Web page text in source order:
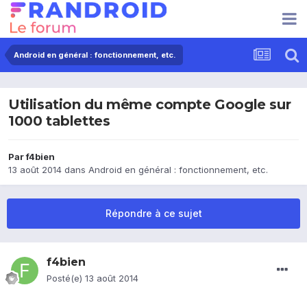
Android en général : fonctionnement, etc.
Utilisation du même compte Google sur
1000 tablettes
Parf4bien
13 août 2014 dans Android en général : fonctionnement, etc.
Répondre à ce sujet
f4bien
Posté(e) 13 août 2014